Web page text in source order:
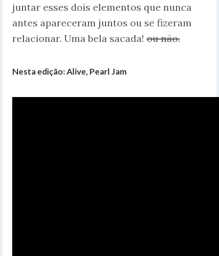
juntar esses dois elementos que nunca
antes apareceram juntos ou se fizeram
relacionar. Uma bela sacada! ou não.
Nesta edição: Alive, Pearl Jam